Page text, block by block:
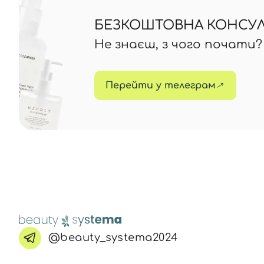
БЕЗКОШТОВНА
Не знаєш, з чого
Перейти у телеграм
@beauty_systema2024